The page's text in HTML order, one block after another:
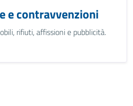
e contravvenzioni
rifiuti, affissioni e pubblicità.